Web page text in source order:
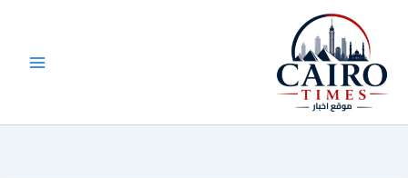
المحتوى